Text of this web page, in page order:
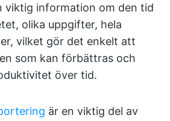
viktig information om den tid
olika uppgifter, hela
vilket gör det enkelt att
som kan förbättras och
över tid.
är en viktig del av